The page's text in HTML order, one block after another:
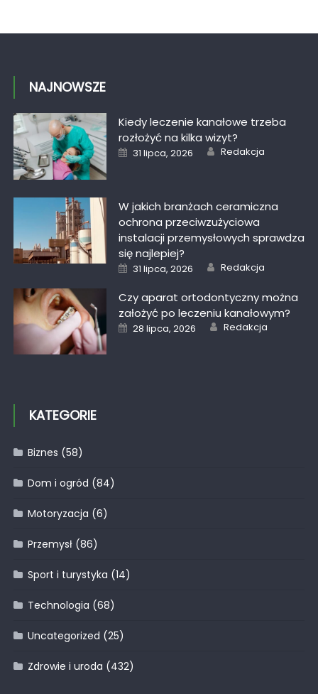
NAJNOWSZE
Kiedy leczenie kanałowe trzeba
rozłożyć na kilka wizyt?
Posted
on
31 lipca, 2026 Author
Redakcja
W jakich branżach ceramiczna
ochrona przeciwzużyciowa
instalacji przemysłowych sprawdza
się najlepiej?
Posted
on
31 lipca, 2026 Author
Redakcja
Czy aparat ortodontyczny można
założyć po leczeniu kanałowym?
Posted
on
28 lipca, 2026 Author
Redakcja
KATEGORIE
Biznes (58)
Dom i ogród (84)
Motoryzacja (6)
Przemysł(86)
Sport i turystyka (14)
Technologia (68)
Uncategorized (25)
Zdrowie i uroda (432)